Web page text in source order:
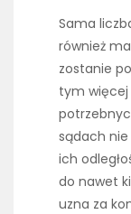
Sama
również
zostanie
tym
sądach nie
ich
do nawet
uzna za